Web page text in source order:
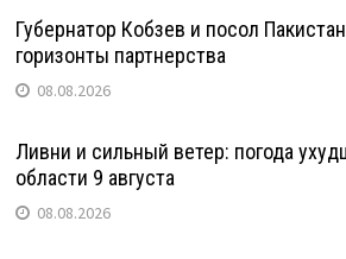
Губернатор Кобзев и посол
горизонты партнерства
08.08.2026
Ливни и сильный ветер: погода
области 9 августа
08.08.2026